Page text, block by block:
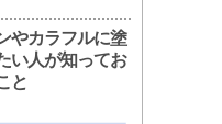
やカラフルに塗
い人が知ってお
と